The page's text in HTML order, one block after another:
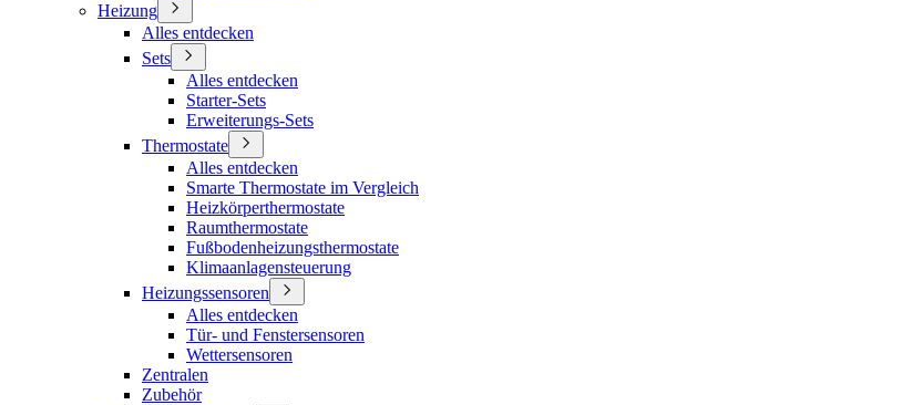
Heizung
Alles entdecken
Sets
Alles entdecken
Starter-Sets
Erweiterungs-Sets
Thermostate
Alles entdecken
Smarte Thermostate im Vergleich
Heizkörperthermostate
Raumthermostate
Fußbodenheizungsthermostate
Klimaanlagensteuerung
Heizungssensoren
Alles entdecken
Tür- und Fenstersensoren
Wettersensoren
Zentralen
Zubehör